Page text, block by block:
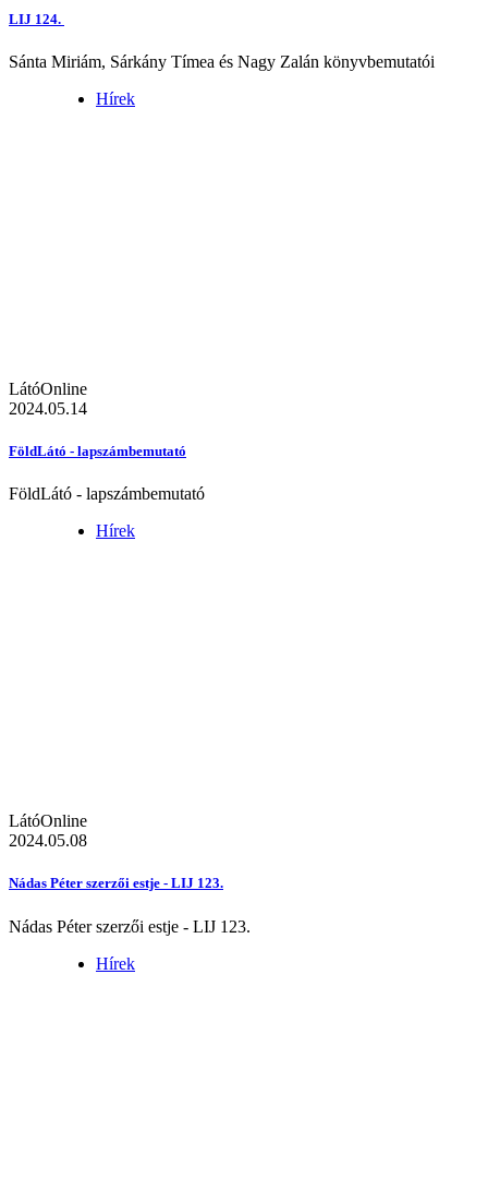
LIJ 124.
Sánta Miriám, Sárkány Tímea és Nagy Zalán könyvbemutatói
Hírek
LátóOnline
2024.05.14
FöldLátó - lapszámbemutató
FöldLátó - lapszámbemutató
Hírek
LátóOnline
2024.05.08
Nádas Péter szerzői estje - LIJ 123.
Nádas Péter szerzői estje - LIJ 123.
Hírek